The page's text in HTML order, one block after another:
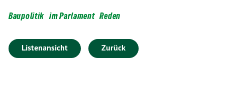
Baupolitik im Parlament Reden
Listenansicht Zurück